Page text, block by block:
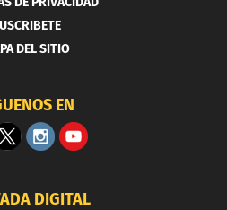
DEL SITIO
EN
DIGITAL